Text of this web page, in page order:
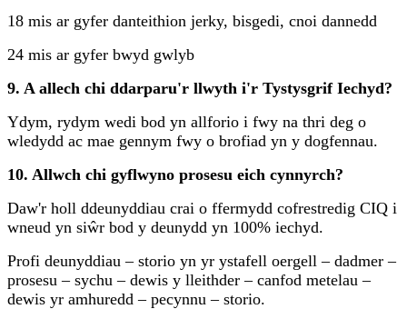
18 mis ar gyfer danteithion jerky, bisgedi, cnoi dannedd
24 mis ar gyfer bwyd gwlyb
9. A allech chi ddarparu'r llwyth i'r Tystysgrif Iechyd?
Ydym, rydym wedi bod yn allforio i fwy na thri deg o
wledydd ac mae gennym fwy o brofiad yn y dogfennau.
10. Allwch chi gyflwyno prosesu eich cynnyrch?
Daw'r holl ddeunyddiau crai o ffermydd cofrestredig CIQ i
wneud yn siŵr bod y deunydd yn 100% iechyd.
Profi deunyddiau – storio yn yr ystafell oergell – dadmer –
prosesu – sychu – dewis y lleithder – canfod metelau –
dewis yr amhuredd – pecynnu – storio.